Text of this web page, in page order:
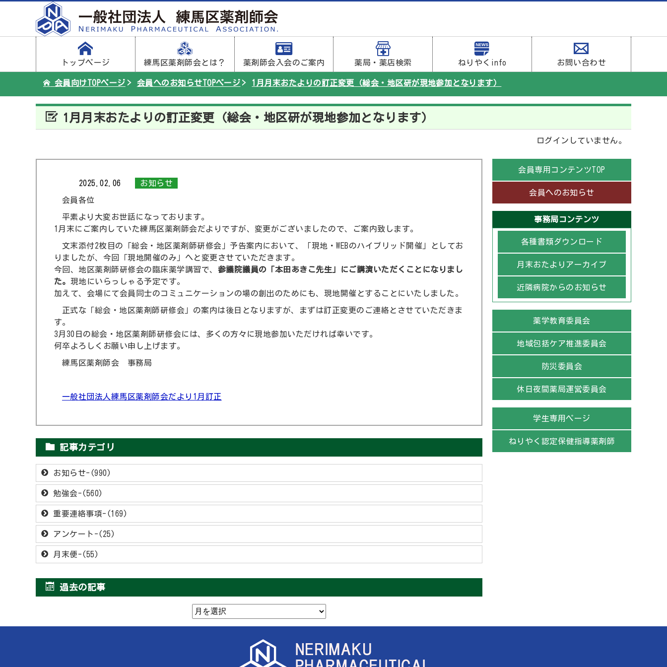
トップページ 練馬区薬剤師会とは？ 薬剤師会入会のご案内 薬局・薬店検索 ねりやくinfo お問い合わせ
会員向けTOPページ 会員へのお知らせTOPページ 1月月末おたよりの訂正変更（総会・地区研が現地参加となります）
1月月末おたよりの訂正変更（総会・地区研が現地参加となります）
ログインしていません。
2025.02.06 お知らせ
会員各位
平素より大変お世話になっております。
1月末にご案内していた練馬区薬剤師会だよりですが、変更がございましたので、ご案内致します。
文末添付2枚目の「総会・地区薬剤師研修会」予告案内において、「現地・WEBのハイブリッド開催」としてお
りましたが、今回「現地開催のみ」へと変更させていただきます。
今回、地区薬剤師研修会の臨床薬学講習で、 参議院議員の「本田あきこ先生」にご講演いただくことになりまし
た。 現地にいらっしゃる予定です。
加えて、会場にて会員同士のコミュニケーションの場の創出のためにも、現地開催とすることにいたしました。
正式な「総会・地区薬剤師研修会」の案内は後日となりますが、まずは訂正変更のご連絡とさせていただきま
す。
3月30日の総会・地区薬剤師研修会には、多くの方々に現地参加いただければ幸いです。
何卒よろしくお願い申し上げます。
練馬区薬剤師会 事務局
一般社団法人練馬区薬剤師会だより1月訂正
記事カテゴリ
お知らせ-(990)
勉強会-(560)
重要連絡事項-(169)
アンケート-(25)
月末便-(55)
過去の記事
会員専用コンテンツTOP
会員へのお知らせ
事務局コンテンツ
各種書類ダウンロード
月末おたよりアーカイブ
近隣病院からのお知らせ
薬学教育委員会
地域包括ケア推進委員会
防災委員会
休日夜間薬局運営委員会
学生専用ページ
ねりやく認定保健指導薬剤師